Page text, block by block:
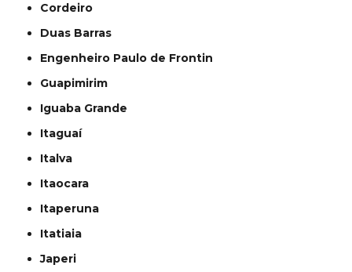
Cordeiro
Duas Barras
Engenheiro Paulo de Frontin
Guapimirim
Iguaba Grande
Itaguaí
Italva
Itaocara
Itaperuna
Itatiaia
Japeri